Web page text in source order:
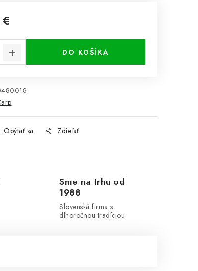
DO KOŠÍKA
Opýtať sa Zdieľať
Sme na trhu od
1988
Slovenská firma s
dlhoročnou tradíciou